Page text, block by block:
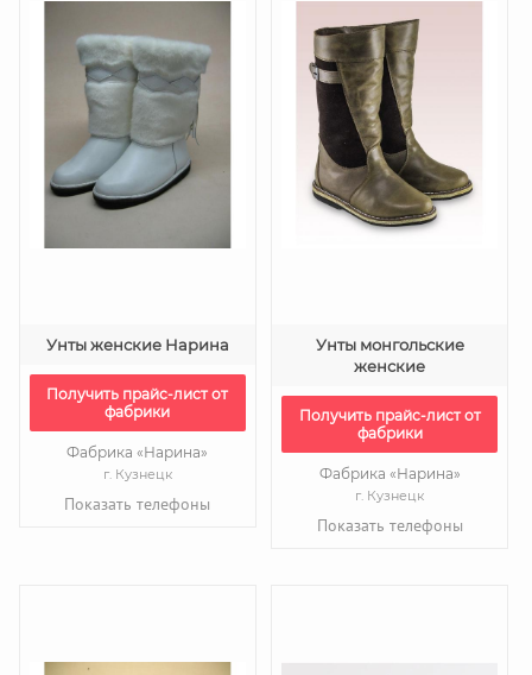
Унты женские Нарина
Получить прайс-лист от
фабрики
Фабрика «Нарина»
г. Кузнецк
Показать телефоны
Унты монгольские
женские
Получить прайс-лист от
фабрики
Фабрика «Нарина»
г. Кузнецк
Показать телефоны